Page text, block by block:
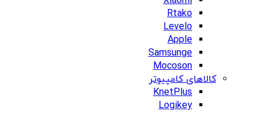
Rtako
Levelo
Apple
Samsunge
Mocoson
کالاهای کامپیوتر
KnetPlus
Logikey